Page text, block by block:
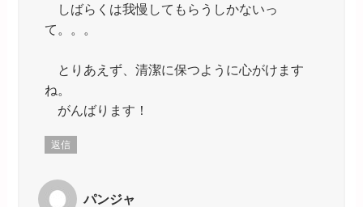
しばらくは我慢してもらうしかないっ
て。。。
とりあえず、清潔に保つように心がけます
ね。
がんばります！
返信
パンジャ